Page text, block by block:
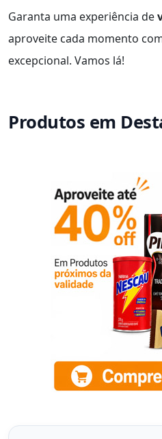
Garanta uma experiência de
aproveite cada momento
excepcional. Vamos lá!
Produtos em